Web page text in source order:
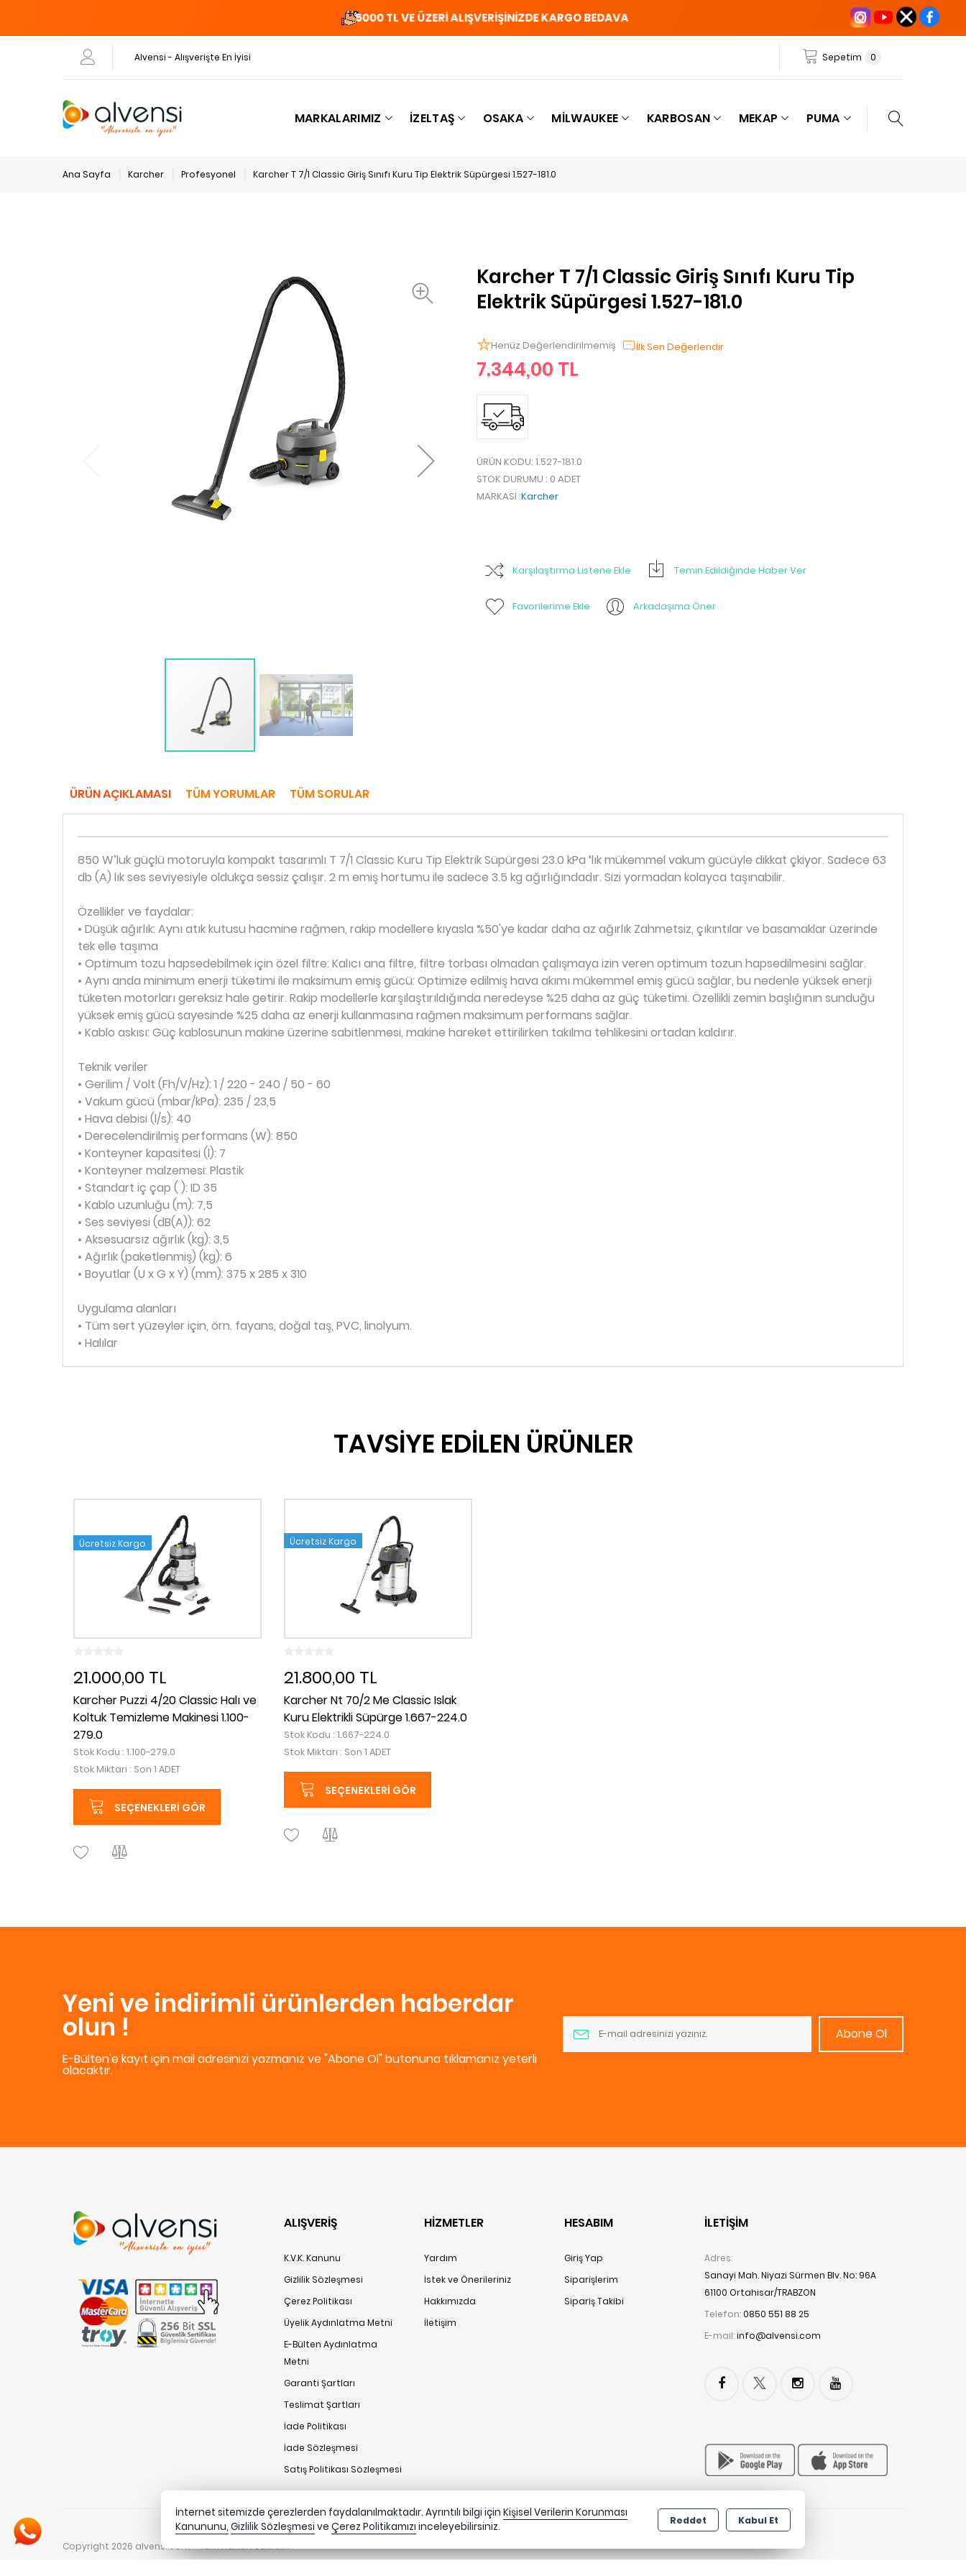
5000 TL VE ÜZERİ ALIŞVERİŞİNİZDE KARGO BEDAVA
Alvensi - Alışverişte En İyisi Sepetim 0
MARKALARIMIZ İZELTAŞ OSAKA MILWAUKEE KARBOSAN MEKAP PUMA
Ana Sayfa Karcher Profesyonel Karcher T 7/1 Classic Giriş Sınıfı Kuru Tip Elektrik Süpürgesi 1.527-181.0
Karcher T 7/1 Classic Giriş Sınıfı Kuru Tip
Elektrik Süpürgesi 1.527-181.0
Henüz Değerlendirilmemiş İlk Sen Değerlendir
7.344,00 TL
ÜRÜN KODU: 1.527-181.0
STOK DURUMU : 0 ADET
MARKASI :Karcher
Karşılaştırma Listene Ekle Temin Edildiğinde Haber Ver
Favorilerime Ekle Arkadaşıma Öner
ÜRÜN AÇIKLAMASI TÜM YORUMLAR TÜM SORULAR
850 W’luk güçlü motoruyla kompakt tasarımlı T 7/1 Classic Kuru Tip Elektrik Süpürgesi 23.0 kPa ‘lık mükemmel vakum gücüyle dikkat çkiyor. Sadece 63
db (A) lık ses seviyesiyle oldukça sessiz çalışır. 2 m emiş hortumu ile sadece 3.5 kg ağırlığındadır. Sizi yormadan kolayca taşınabilir.
Özellikler ve faydalar:
• Düşük ağırlık: Aynı atık kutusu hacmine rağmen, rakip modellere kıyasla %50'ye kadar daha az ağırlık Zahmetsiz, çıkıntılar ve basamaklar üzerinde
tek elle taşıma
• Optimum tozu hapsedebilmek için özel filtre: Kalıcı ana filtre, filtre torbası olmadan çalışmaya izin veren optimum tozun hapsedilmesini sağlar.
• Aynı anda minimum enerji tüketimi ile maksimum emiş gücü: Optimize edilmiş hava akımı mükemmel emiş gücü sağlar, bu nedenle yüksek enerji
tüketen motorları gereksiz hale getirir. Rakip modellerle karşılaştırıldığında neredeyse %25 daha az güç tüketimi. Özellikli zemin başlığının sunduğu
yüksek emiş gücü sayesinde %25 daha az enerji kullanmasına rağmen maksimum performans sağlar.
• Kablo askısı: Güç kablosunun makine üzerine sabitlenmesi, makine hareket ettirilirken takılma tehlikesini ortadan kaldırır.
Teknik veriler
• Gerilim / Volt (Fh/V/Hz): 1 / 220 - 240 / 50 - 60
• Vakum gücü (mbar/kPa): 235 / 23,5
• Hava debisi (l/s): 40
• Derecelendirilmiş performans (W): 850
• Konteyner kapasitesi (l): 7
• Konteyner malzemesi: Plastik
• Standart iç çap ( ): ID 35
• Kablo uzunluğu (m): 7,5
• Ses seviyesi (dB(A)): 62
• Aksesuarsız ağırlık (kg): 3,5
• Ağırlık (paketlenmiş) (kg): 6
• Boyutlar (U x G x Y) (mm): 375 x 285 x 310
Uygulama alanları
• Tüm sert yüzeyler için, örn. fayans, doğal taş, PVC, linolyum.
• Halılar
TAVSİYE EDİLEN ÜRÜNLER
Ücretsiz Kargo
21.000,00 TL
Karcher Puzzi 4/20 Classic Halı ve
Koltuk Temizleme Makinesi 1.100-
279.0
Stok Kodu : 1.100-279.0
Stok Miktarı : Son 1 ADET
SEÇENEKLERI GÖR
Ücretsiz Kargo
21.800,00 TL
Karcher Nt 70/2 Me Classic Islak
Kuru Elektrikli Süpürge 1.667-224.0
Stok Kodu : 1.667-224.0
Stok Miktarı : Son 1 ADET
SEÇENEKLERI GÖR
Yeni ve indirimli ürünlerden haberdar
olun !
E-Bülten'e kayıt için mail adresinizi yazmanız ve "Abone Ol" butonuna tıklamanız yeterli
olacaktır.
Abone Ol
ALIŞVERİŞ
K.V.K. Kanunu
Gizlilik Sözleşmesi
Çerez Politikası
Üyelik Aydınlatma Metni
E-Bülten Aydınlatma
Metni
Garanti Şartları
Teslimat Şartları
İade Politikası
İade Sözleşmesi
Satış Politikası Sözleşmesi
HİZMETLER
Yardım
İstek ve Önerileriniz
Hakkımızda
İletişim
HESABIM
Giriş Yap
Siparişlerim
Sipariş Takibi
İLETIŞIM
Adres:
Sanayi Mah. Niyazi Sürmen Blv. No: 96A
61100 Ortahisar/TRABZON
Telefon:0850 551 88 25
E-mail:info@alvensi.com
Copyright 2026 alvensi.com - Tüm hakları saklıdır.
İnternet sitemizde çerezlerden faydalanılmaktadır. Ayrıntılı bilgi için Kişisel Verilerin Korunması
Kanununu, Gizlilik Sözleşmesi ve Çerez Politikamızı inceleyebilirsiniz. Reddet Kabul Et